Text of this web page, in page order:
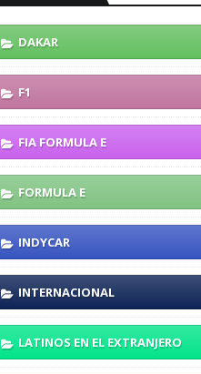
DAKAR
F1
FIA FORMULA E
FORMULA E
INDYCAR
INTERNACIONAL
LATINOS EN EL EXTRANJERO